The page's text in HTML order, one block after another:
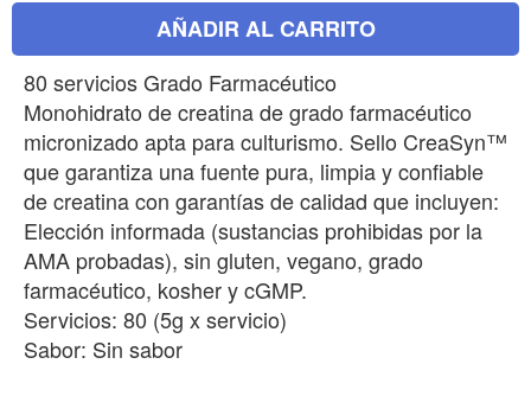
AÑADIR AL CARRITO
80 servicios Grado Farmacéutico
Monohidrato de creatina de grado farmacéutico
micronizado apta para culturismo. Sello CreaSyn™
que garantiza una fuente pura, limpia y confiable
de creatina con garantías de calidad que incluyen:
Elección informada (sustancias prohibidas por la
AMA probadas), sin gluten, vegano, grado
farmacéutico, kosher y cGMP.
Servicios: 80 (5g x servicio)
Sabor: Sin sabor